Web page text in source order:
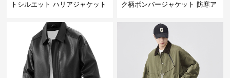
トシルエット ハリアジャケット
ク柄ボンバージャケット 防寒ア